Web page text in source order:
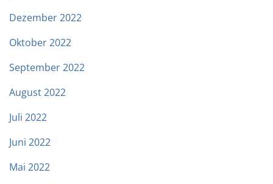
Dezember 2022
Oktober 2022
September 2022
August 2022
Juli 2022
Juni 2022
Mai 2022